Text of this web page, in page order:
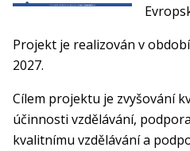
Projekt je realizován v období
2027.
Cílem projektu je zvyšování
účinnosti vzdělávání,
kvalitnímu vzdělávání a